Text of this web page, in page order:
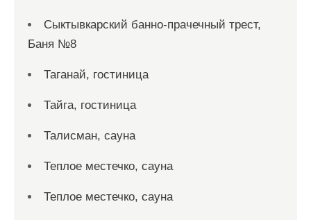
Сыктывкарский банно-прачечный трест,
Баня №8
Таганай, гостиница
Тайга, гостиница
Талисман, сауна
Теплое местечко, сауна
Теплое местечко, сауна